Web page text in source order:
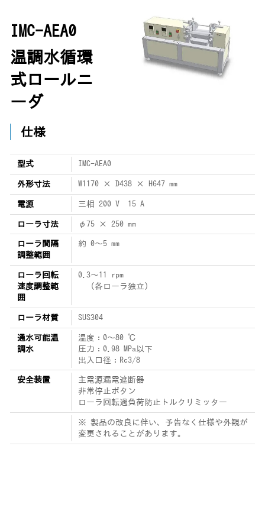
IMC-AEA0
温調水循環
式ロールニ
ーダ
仕様
型式 IMC-AEA0
外形寸法 W1170 × D438 × H647 mm
電源 三相 200 V 15 A
ローラ寸法 φ75 × 250 mm
ローラ間隔
調整範囲
約 0～5 mm
ローラ回転
速度調整範
囲
0.3～11 rpm
（各ローラ独立）
ローラ材質 SUS304
通水可能温
調水
温度：0～80 ℃
圧力：0.98 MPa以下
出入口径：Rc3/8
安全装置
主電源漏電遮断器
非常停止ボタン
ローラ回転過負荷防止トルクリミッター
※ 製品の改良に伴い、予告なく仕様や外観が
変更されることがあります。